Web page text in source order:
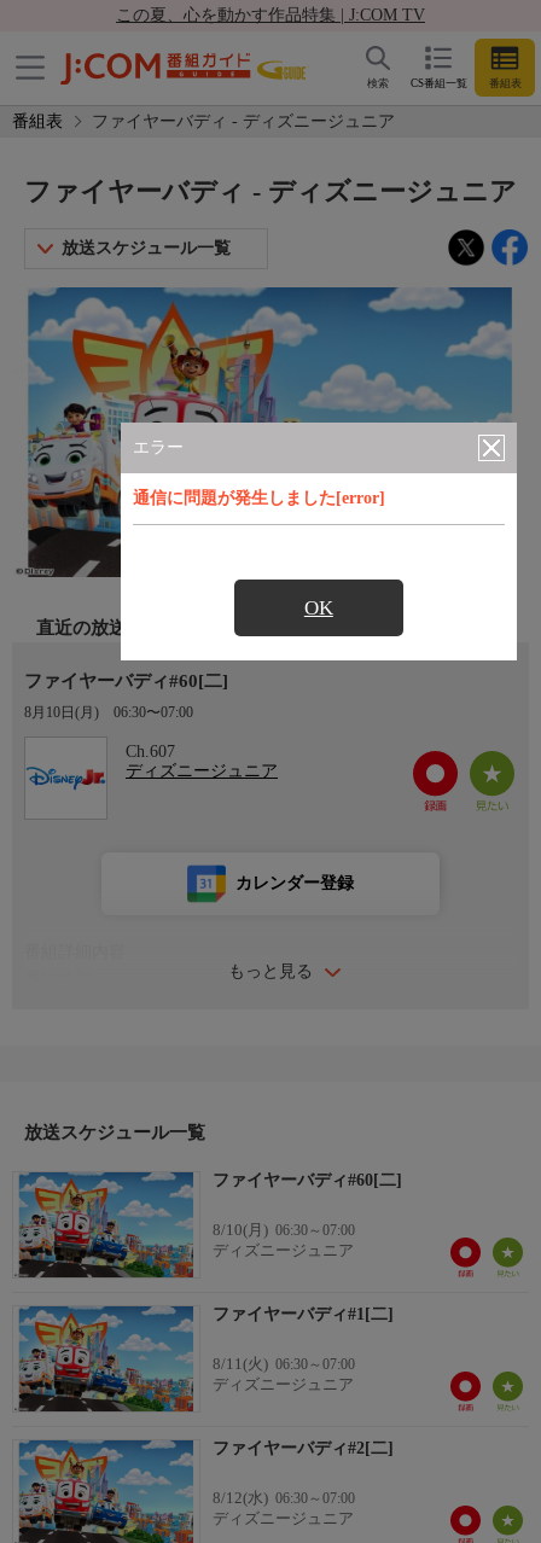
この夏、心を動かす作品特集 | J:COM TV
CS番組一覧 番組表
検索
番組表 ファイヤーバディ - ディズニージュニア
エラー
通信に問題が発生しました[error]
OK
ファイヤーバディ - ディズニージュニア
放送スケジュール一覧
直近の放送
ファイヤーバディ#60[二]
8月10日(月) 06:30〜07:00
Ch.607
ディズニージュニア
もっと見る
カレンダー登録
らせるファイヤーバディ警報が鳴り響く。チームワークと仲間を
放送スケジュール一覧
ファイヤーバディ#60[二]
8/10(月) 06:30～07:00
ディズニージュニア
ファイヤーバディ#1[二]
8/11(火) 06:30～07:00
ディズニージュニア
ファイヤーバディ#2[二]
8/12(水) 06:30～07:00
ディズニージュニア